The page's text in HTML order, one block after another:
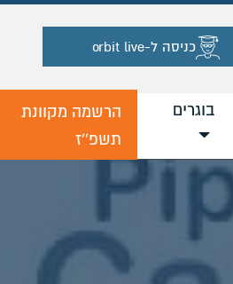
כניסה ל-orbit live
בוגרים
הרשמה מקוונת
תשפ''ז